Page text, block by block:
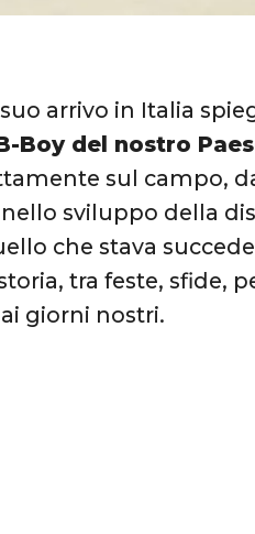
arrivo in Italia
Boy del nostro
sul campo,
sviluppo della
che stava
tra feste, sfide,
giorni nostri.